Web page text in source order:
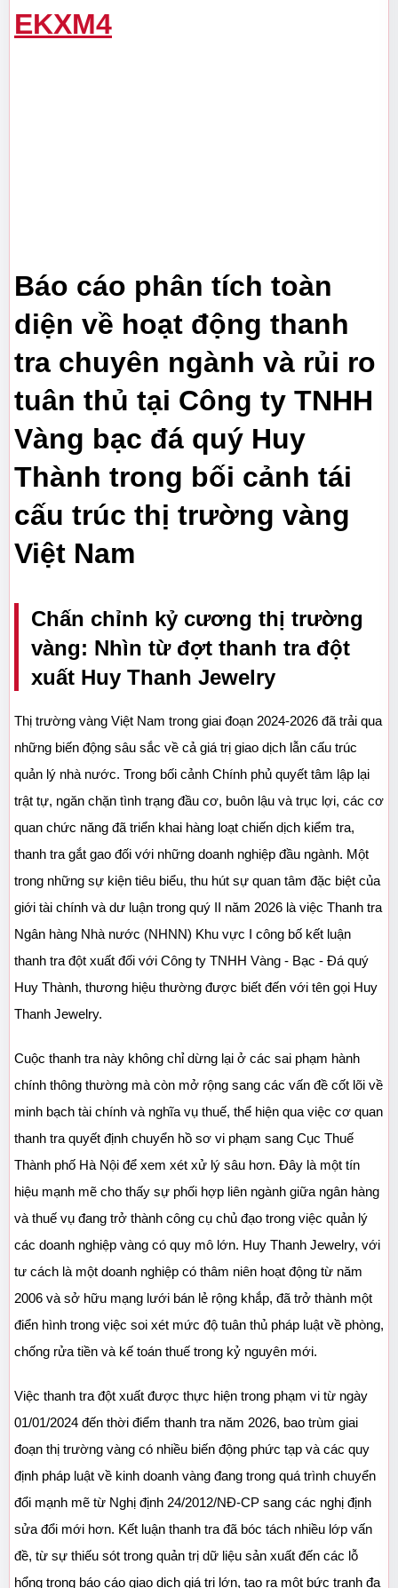
EKXM4
Báo cáo phân tích toàn
diện về hoạt động thanh
tra chuyên ngành và rủi ro
tuân thủ tại Công ty TNHH
Vàng bạc đá quý Huy
Thành trong bối cảnh tái
cấu trúc thị trường vàng
Việt Nam
Chấn chỉnh kỷ cương thị trường
vàng: Nhìn từ đợt thanh tra đột
xuất Huy Thanh Jewelry
Thị trường vàng Việt Nam trong giai đoạn 2024-2026 đã trải qua
những biến động sâu sắc về cả giá trị giao dịch lẫn cấu trúc
quản lý nhà nước. Trong bối cảnh Chính phủ quyết tâm lập lại
trật tự, ngăn chặn tình trạng đầu cơ, buôn lậu và trục lợi, các cơ
quan chức năng đã triển khai hàng loạt chiến dịch kiểm tra,
thanh tra gắt gao đối với những doanh nghiệp đầu ngành. Một
trong những sự kiện tiêu biểu, thu hút sự quan tâm đặc biệt của
giới tài chính và dư luận trong quý II năm 2026 là việc Thanh tra
Ngân hàng Nhà nước (NHNN) Khu vực I công bố kết luận
thanh tra đột xuất đối với Công ty TNHH Vàng - Bạc - Đá quý
Huy Thành, thương hiệu thường được biết đến với tên gọi Huy
Thanh Jewelry.
Cuộc thanh tra này không chỉ dừng lại ở các sai phạm hành
chính thông thường mà còn mở rộng sang các vấn đề cốt lõi về
minh bạch tài chính và nghĩa vụ thuế, thể hiện qua việc cơ quan
thanh tra quyết định chuyển hồ sơ vi phạm sang Cục Thuế
Thành phố Hà Nội để xem xét xử lý sâu hơn. Đây là một tín
hiệu mạnh mẽ cho thấy sự phối hợp liên ngành giữa ngân hàng
và thuế vụ đang trở thành công cụ chủ đạo trong việc quản lý
các doanh nghiệp vàng có quy mô lớn. Huy Thanh Jewelry, với
tư cách là một doanh nghiệp có thâm niên hoạt động từ năm
2006 và sở hữu mạng lưới bán lẻ rộng khắp, đã trở thành một
điển hình trong việc soi xét mức độ tuân thủ pháp luật về phòng,
chống rửa tiền và kế toán thuế trong kỷ nguyên mới.
Việc thanh tra đột xuất được thực hiện trong phạm vi từ ngày
01/01/2024 đến thời điểm thanh tra năm 2026, bao trùm giai
đoạn thị trường vàng có nhiều biến động phức tạp và các quy
định pháp luật về kinh doanh vàng đang trong quá trình chuyển
đổi mạnh mẽ từ Nghị định 24/2012/NĐ-CP sang các nghị định
sửa đổi mới hơn. Kết luận thanh tra đã bóc tách nhiều lớp vấn
đề, từ sự thiếu sót trong quản trị dữ liệu sản xuất đến các lỗ
hổng trong báo cáo giao dịch giá trị lớn, tạo ra một bức tranh đa